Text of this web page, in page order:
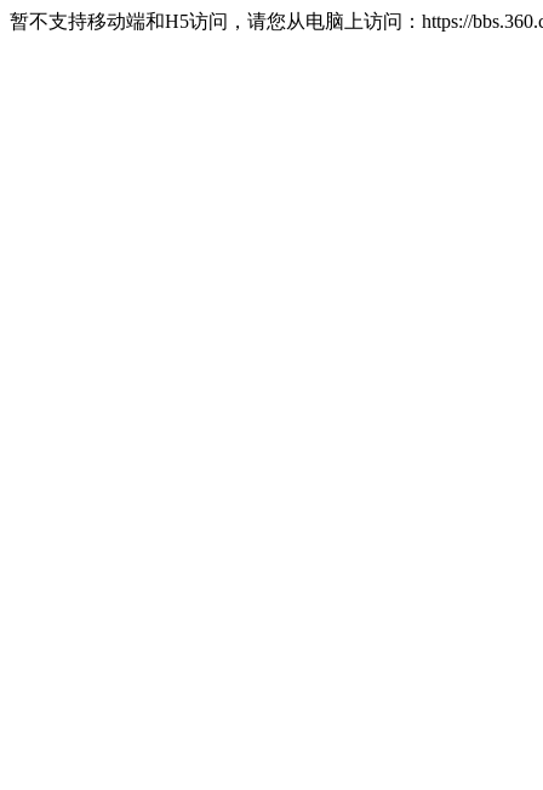
暂不支持移动端和H5访问，请您从电脑上访问：https://